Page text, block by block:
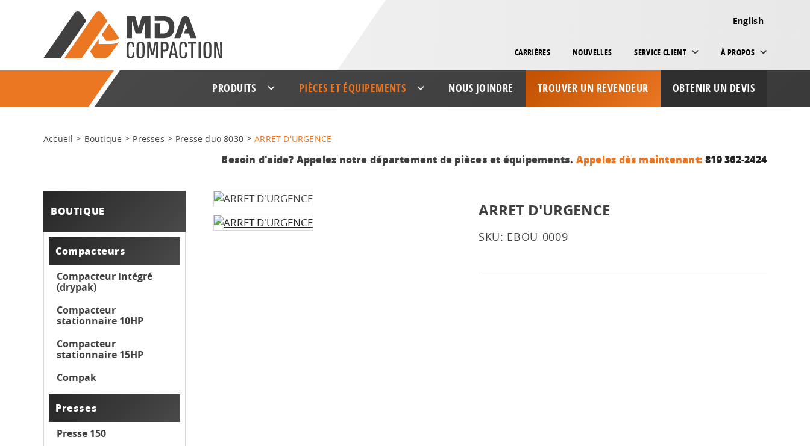
English
CARRIÈRES NOUVELLES SERVICE CLIENT À PROPOS
PRODUITS PIÈCES ET ÉQUIPEMENTS NOUS JOINDRE TROUVER UN REVENDEUR OBTENIR UN DEVIS
Accueil Boutique Presses Presse duo 8030 ARRET D'URGENCE
Besoin d'aide? Appelez notre département de pièces et équipements. Appelez dès maintenant: 819 362-2424
BOUTIQUE
Compacteurs
Compacteur intégré
(drypak)
Compacteur
stationnaire 10HP
Compacteur
stationnaire 15HP
Compak
Presses
Presse 150
ARRET D'URGENCE
SKU: EBOU-0009